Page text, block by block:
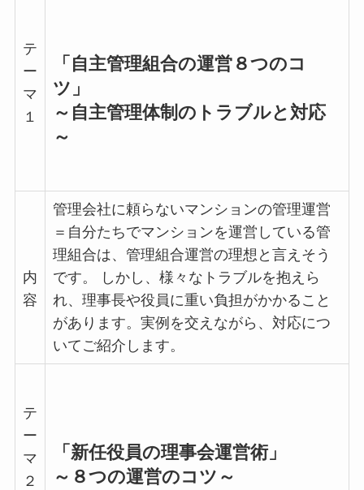
テ
ー
マ
１
「自主管理組合の運営８つのコ
ツ」
～自主管理体制のトラブルと対応
～
内
容
管理会社に頼らないマンションの管理運営
＝自分たちでマンションを運営している管
理組合は、管理組合運営の理想と言えそう
です。 しかし、様々なトラブルを抱えら
れ、理事長や役員に重い負担がかかること
があります。実例を交えながら、対応につ
いてご紹介します。
テ
ー
マ
２
「新任役員の理事会運営術」
～８つの運営のコツ～